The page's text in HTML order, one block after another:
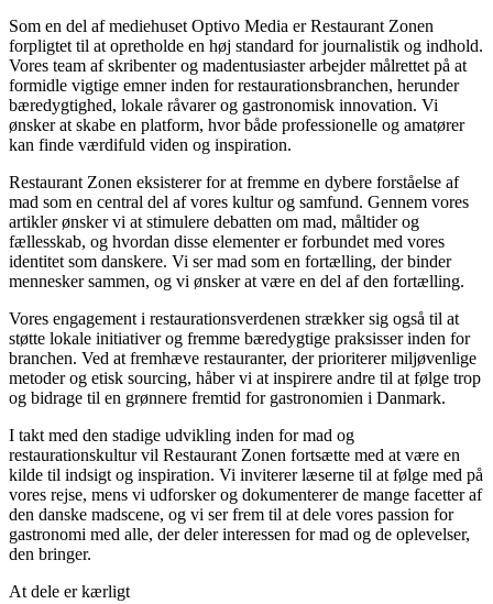
Som en del af mediehuset Optivo Media er Restaurant Zonen
forpligtet til at opretholde en høj standard for journalistik og indhold.
Vores team af skribenter og madentusiaster arbejder målrettet på at
formidle vigtige emner inden for restaurationsbranchen, herunder
bæredygtighed, lokale råvarer og gastronomisk innovation. Vi
ønsker at skabe en platform, hvor både professionelle og amatører
kan finde værdifuld viden og inspiration.
Restaurant Zonen eksisterer for at fremme en dybere forståelse af
mad som en central del af vores kultur og samfund. Gennem vores
artikler ønsker vi at stimulere debatten om mad, måltider og
fællesskab, og hvordan disse elementer er forbundet med vores
identitet som danskere. Vi ser mad som en fortælling, der binder
mennesker sammen, og vi ønsker at være en del af den fortælling.
Vores engagement i restaurationsverdenen strækker sig også til at
støtte lokale initiativer og fremme bæredygtige praksisser inden for
branchen. Ved at fremhæve restauranter, der prioriterer miljøvenlige
metoder og etisk sourcing, håber vi at inspirere andre til at følge trop
og bidrage til en grønnere fremtid for gastronomien i Danmark.
I takt med den stadige udvikling inden for mad og
restaurationskultur vil Restaurant Zonen fortsætte med at være en
kilde til indsigt og inspiration. Vi inviterer læserne til at følge med på
vores rejse, mens vi udforsker og dokumenterer de mange facetter af
den danske madscene, og vi ser frem til at dele vores passion for
gastronomi med alle, der deler interessen for mad og de oplevelser,
den bringer.
At dele er kærligt